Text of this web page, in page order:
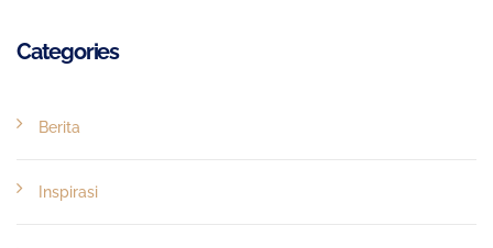
Categories
Berita
Inspirasi